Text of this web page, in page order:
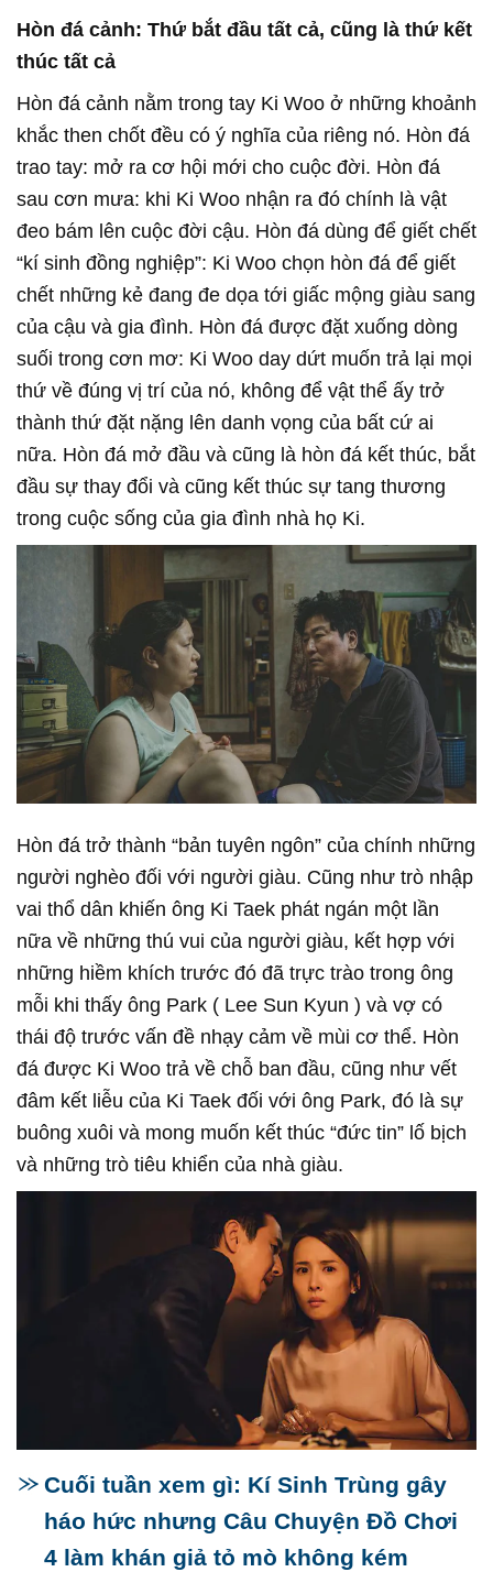
Hòn đá cảnh: Thứ bắt đầu tất cả, cũng là thứ kết
thúc tất cả
Hòn đá cảnh nằm trong tay Ki Woo ở những khoảnh
khắc then chốt đều có ý nghĩa của riêng nó. Hòn đá
trao tay: mở ra cơ hội mới cho cuộc đời. Hòn đá
sau cơn mưa: khi Ki Woo nhận ra đó chính là vật
đeo bám lên cuộc đời cậu. Hòn đá dùng để giết chết
“kí sinh đồng nghiệp”: Ki Woo chọn hòn đá để giết
chết những kẻ đang đe dọa tới giấc mộng giàu sang
của cậu và gia đình. Hòn đá được đặt xuống dòng
suối trong cơn mơ: Ki Woo day dứt muốn trả lại mọi
thứ về đúng vị trí của nó, không để vật thể ấy trở
thành thứ đặt nặng lên danh vọng của bất cứ ai
nữa. Hòn đá mở đầu và cũng là hòn đá kết thúc, bắt
đầu sự thay đổi và cũng kết thúc sự tang thương
trong cuộc sống của gia đình nhà họ Ki.
Hòn đá trở thành “bản tuyên ngôn” của chính những
người nghèo đối với người giàu. Cũng như trò nhập
vai thổ dân khiến ông Ki Taek phát ngán một lần
nữa về những thú vui của người giàu, kết hợp với
những hiềm khích trước đó đã trực trào trong ông
mỗi khi thấy ông Park ( Lee Sun Kyun ) và vợ có
thái độ trước vấn đề nhạy cảm về mùi cơ thể. Hòn
đá được Ki Woo trả về chỗ ban đầu, cũng như vết
đâm kết liễu của Ki Taek đối với ông Park, đó là sự
buông xuôi và mong muốn kết thúc “đức tin” lố bịch
và những trò tiêu khiển của nhà giàu.
Cuối tuần xem gì: Kí Sinh Trùng gây
háo hức nhưng Câu Chuyện Đồ Chơi
4 làm khán giả tỏ mò không kém